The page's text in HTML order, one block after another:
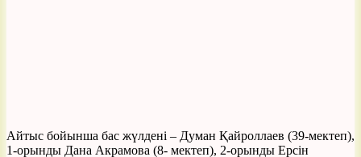
Айтыс бойынша бас жүлдені – Думан Қайроллаев (39-мектеп),
1-орынды Дана Акрамова (8- мектеп), 2-орынды Ерсін